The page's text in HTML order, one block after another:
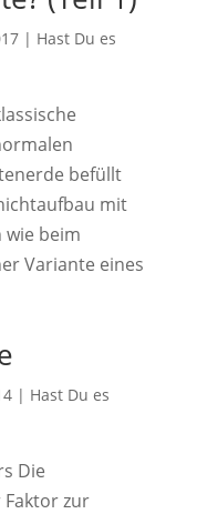
| Hast Du es
befüllt
mit
beim
Variante eines
| Hast Du es
Die
zur